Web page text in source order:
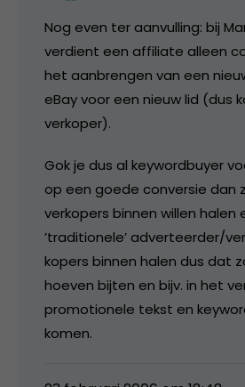
Nog even ter aanvulling: bij
verdient een affiliate alleen
het aanbrengen van een
eBay voor een nieuw lid (dus
verkoper).
Gok je dus al keywordbuyer
op een goede conversie dan
verkopers binnen willen halen
’traditionele’ adverteerder/
kopers binnen halen dus dat
hoeven bijten en bijv. in het
promotionele tekst en
komen.